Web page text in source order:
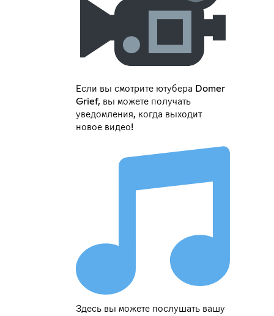
Если вы смотрите ютубера Domer
Grief, вы можете получать
уведомления, когда выходит
новое видео!
Здесь вы можете послушать вашу